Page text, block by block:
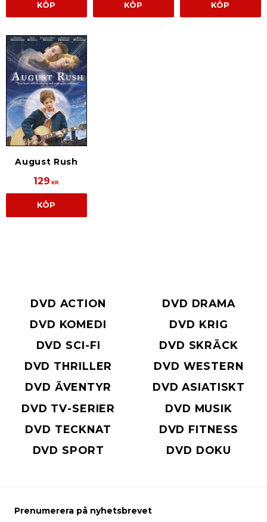
KÖP KÖP KÖP
August Rush
129 KR
KÖP
DVD ACTION
DVD DRAMA
DVD KOMEDI
DVD KRIG
DVD SCI-FI
DVD SKRÄCK
DVD THRILLER
DVD WESTERN
DVD ÄVENTYR
DVD ASIATISKT
DVD TV-SERIER
DVD MUSIK
DVD TECKNAT
DVD FITNESS
DVD SPORT
DVD DOKU